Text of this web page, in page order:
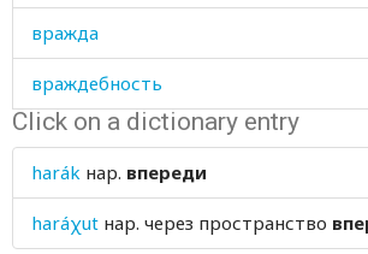
вражда
враждебность
вранье
врать
врач
Click on a dictionary entry
harák нар. впереди
haráχut нар. через пространство